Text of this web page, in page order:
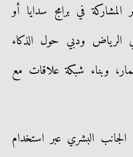
المشاركة في برامج سدايا أو
في الرياض ودبي حول الذكاء
وبناء شبكة علاقات مع
الجانب البشري عبر استخدام